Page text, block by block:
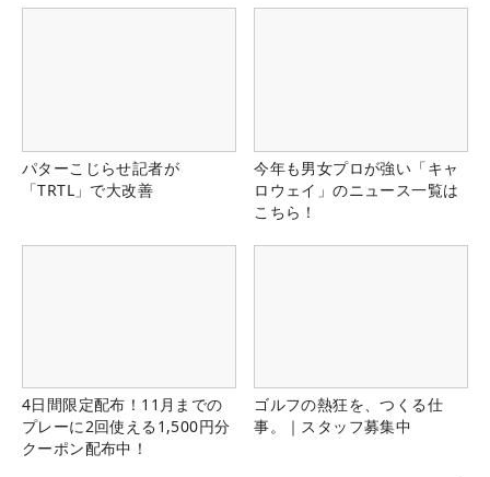
パターこじらせ記者が
「TRTL」で大改善
今年も男女プロが強い「キャ
ロウェイ」のニュース一覧は
こちら！
4日間限定配布！11月までの
プレーに2回使える1,500円分
クーポン配布中！
ゴルフの熱狂を、つくる仕
事。｜スタッフ募集中